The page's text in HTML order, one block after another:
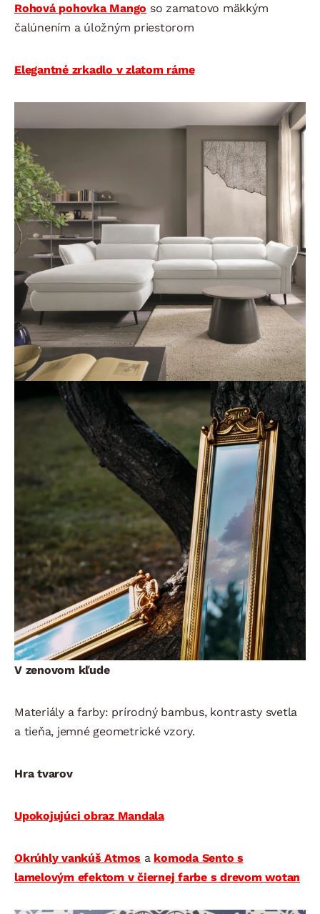
Rohová pohovka Mango so zamatovo mäkkým
čalúnením a úložným priestorom
Elegantné zrkadlo v zlatom ráme
V zenovom kľude
Materiály a farby: prírodný bambus, kontrasty svetla
a tieňa, jemné geometrické vzory.
Hra tvarov
Upokojujúci obraz Mandala
Okrúhly vankúš Atmos a komoda Sento s
lamelovým efektom v čiernej farbe s drevom wotan